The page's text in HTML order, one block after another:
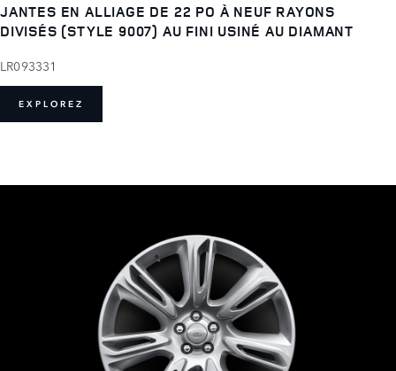
JANTES EN ALLIAGE DE 22 PO À NEUF RAYONS
DIVISÉS (STYLE 9007) AU FINI USINÉ AU DIAMANT
LR093331
EXPLOREZ